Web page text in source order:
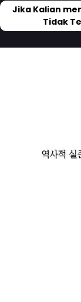
Jika Kalian
Tidak